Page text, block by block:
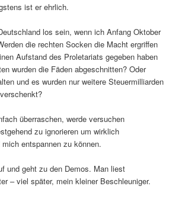
ist er ehrlich.
los sein, wenn ich Anfang Oktober
die rechten Socken die Macht ergriffen
Aufstand des Proletariats gegeben haben
wurden die Fäden abgeschnitten? Oder
und es wurden nur weitere Steuermilliarden
überraschen, werde versuchen
zu ignorieren um wirklich
entspannen zu können.
und geht zu den Demos. Man liest
– viel später, mein kleiner Beschleuniger.